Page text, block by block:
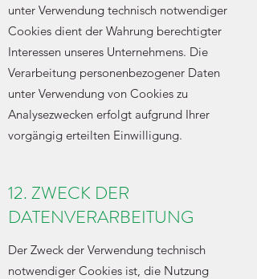
unter Verwendung technisch notwendiger
Cookies dient der Wahrung berechtigter
Interessen unseres Unternehmens. Die
Verarbeitung personenbezogener Daten
unter Verwendung von Cookies zu
Analysezwecken erfolgt aufgrund Ihrer
vorgängig erteilten Einwilligung.
12. ZWECK DER
DATENVERARBEITUNG
Der Zweck der Verwendung technisch
notwendiger Cookies ist, die Nutzung